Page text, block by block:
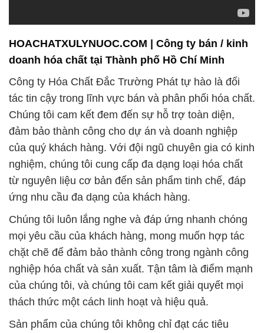
HOACHATXULYNUOC.COM | Công ty bán / kinh
doanh hóa chất tại Thành phố Hồ Chí Minh
Công ty Hóa Chất Đắc Trường Phát tự hào là đối
tác tin cậy trong lĩnh vực bán và phân phối hóa chất.
Chúng tôi cam kết đem đến sự hỗ trợ toàn diện,
đảm bảo thành công cho dự án và doanh nghiệp
của quý khách hàng. Với đội ngũ chuyên gia có kinh
nghiệm, chúng tôi cung cấp đa dạng loại hóa chất
từ nguyên liệu cơ bản đến sản phẩm tinh chế, đáp
ứng nhu cầu đa dạng của khách hàng.
Chúng tôi luôn lắng nghe và đáp ứng nhanh chóng
mọi yêu cầu của khách hàng, mong muốn hợp tác
chặt chẽ để đảm bảo thành công trong ngành công
nghiệp hóa chất và sản xuất. Tận tâm là điểm mạnh
của chúng tôi, và chúng tôi cam kết giải quyết mọi
thách thức một cách linh hoạt và hiệu quả.
Sản phẩm của chúng tôi không chỉ đạt các tiêu